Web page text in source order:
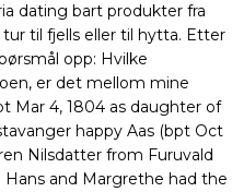
dating bart produkter fra
til fjells eller til hytta. Etter
opp: Hvilke
er det mellom mine
Mar 4, 1804 as daughter of
happy Aas (bpt Oct
Nilsdatter from Furuvald
Hans and Margrethe had the